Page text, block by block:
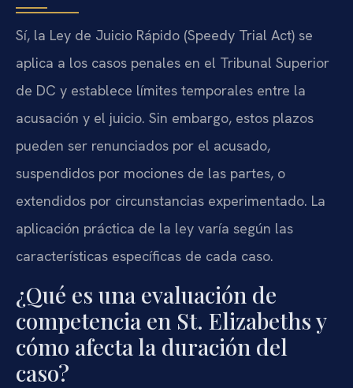
Sí, la Ley de Juicio Rápido (Speedy Trial Act) se
aplica a los casos penales en el Tribunal Superior
de DC y establece límites temporales entre la
acusación y el juicio. Sin embargo, estos plazos
pueden ser renunciados por el acusado,
suspendidos por mociones de las partes, o
extendidos por circunstancias experimentado. La
aplicación práctica de la ley varía según las
características específicas de cada caso.
¿Qué es una evaluación de
competencia en St. Elizabeths y
cómo afecta la duración del
caso?